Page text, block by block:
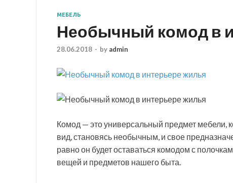
МЕБЕЛЬ
Необычный комод в
28.06.2018 - by admin
Комод — это универсальный предмет мебели,
вид, становясь необычным, и свое
равно он будет оставаться комодом с
вещей и предметов нашего быта.